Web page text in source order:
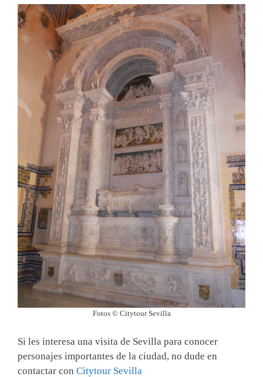
Fotos © Citytour Sevilla
Si les interesa una visita de Sevilla para conocer
personajes importantes de la ciudad, no dude en
contactar con Citytour Sevilla